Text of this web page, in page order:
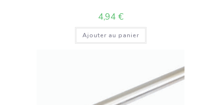
4,94 €
Ajouter au panier